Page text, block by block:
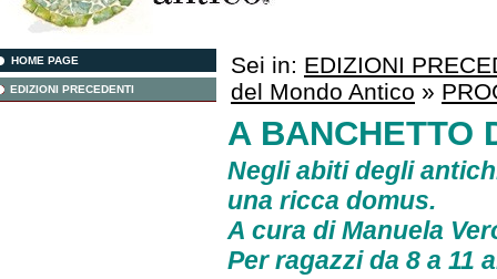
HOME PAGE
EDIZIONI PRECEDENTI
Sei in: EDIZIONI
del Mondo Antico »
A BANCHETTO
Negli abiti degli
una ricca domus.
A cura diManuela
Per ragazzi da 8 a 11